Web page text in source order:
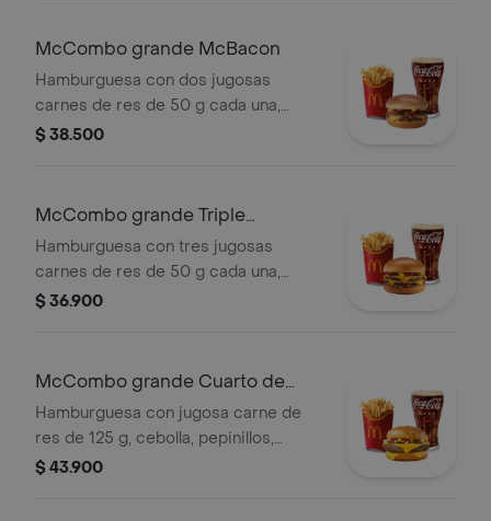
Mac™, en pan dorado con ajonjolí.
Acompañada de papas fritas grandes
y bebida grande a elección.
McCombo grande McBacon
Hamburguesa con dos jugosas
carnes de res de 50 g cada una,
tocineta ahumada, cebolla, queso
Acompañada de papas fritas grandes
y bebida grande a elección.
$ 38.500
McCombo grande Triple
Hamburguesa con Queso
Hamburguesa con tres jugosas
carnes de res de 50 g cada una,
doble queso cheddar cremoso,
Acompañada de papas fritas grandes
y bebida grande a elección.
$ 36.900
McCombo grande Cuarto de
Libra con Queso
Hamburguesa con jugosa carne de
res de 125 g, cebolla, pepinillos,
queso cheddar cremoso, salsa de
$ 43.900